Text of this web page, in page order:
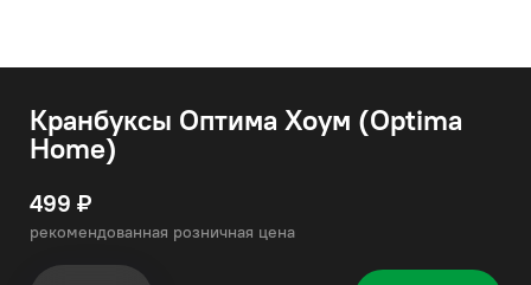
Кранбуксы Оптима Хоум (Optima
Home)
499 ₽
рекомендованная розничная цена